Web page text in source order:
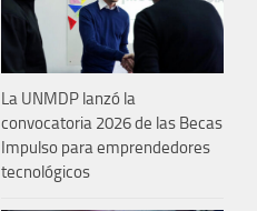
La UNMDP lanzó la
convocatoria 2026 de las Becas
Impulso para emprendedores
tecnológicos